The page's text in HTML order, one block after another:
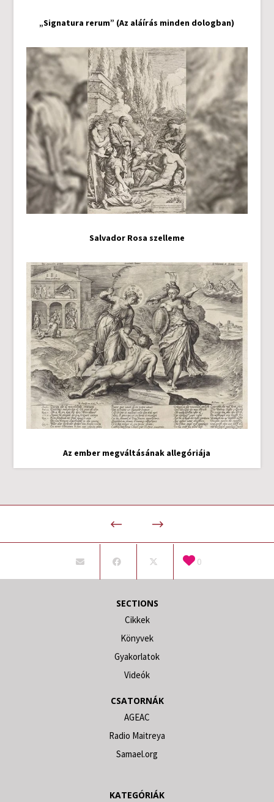
„Signatura rerum” (Az aláírás minden dologban)
Salvador Rosa szelleme
Az ember megváltásának allegóriája
0
SECTIONS
Cikkek
Könyvek
Gyakorlatok
Videók
CSATORNÁK
AGEAC
Radio Maitreya
Samael.org
KATEGÓRIÁK